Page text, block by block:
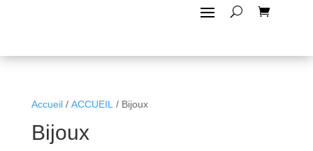
Accueil/ ACCUEIL / Bijoux
Bijoux